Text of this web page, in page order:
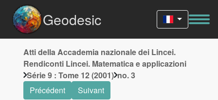
Geodesic
Atti della Accademia nazionale dei Lincei.
Rendiconti Lincei. Matematica e applicazioni
Série 9 : Tome 12 (2001) no. 3
Précédent
Suivant